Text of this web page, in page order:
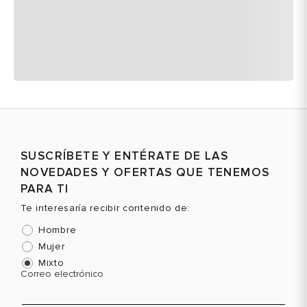
SUSCRÍBETE Y ENTÉRATE DE LAS
NOVEDADES Y OFERTAS QUE TENEMOS
PARA TI
Te interesaría recibir contenido de:
Hombre
Mujer
Mixto
Correo electrónico